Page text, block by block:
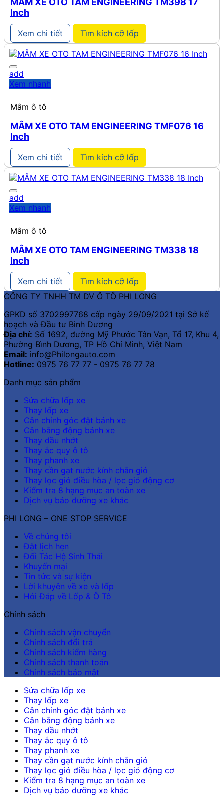
Inch
Xem chi tiết Tìm kích cỡ lốp
add
Xem nhanh
Mâm ô tô
MÂM XE OTO TAM ENGINEERING TMF076 16
Inch
Xem chi tiết Tìm kích cỡ lốp
add
Xem nhanh
Mâm ô tô
MÂM XE OTO TAM ENGINEERING TM338 18
Inch
Xem chi tiết
Tìm kích cỡ lốp
CÔNG TY TNHH TM DV Ô TÔ PHI LONG
GPKD số 3702997768 cấp ngày 29/09/2021 tại Sở kế
hoạch và Đầu tư Bình Dương
Địa chỉ: Số 1692, đường Mỹ Phước Tân Vạn, Tổ 17, Khu 4,
Phường Bình Dương, TP Hồ Chí Minh, Việt Nam
Email: info@Philongauto.com
Hotline: 0975 76 77 77 - 0975 76 77 78
Danh mục sản phẩm
Sửa chữa lốp xe
Thay lốp xe
Cân chỉnh góc đặt bánh xe
Cân bằng động bánh xe
Thay dầu nhớt
Thay ắc quy ô tô
Thay phanh xe
Thay cần gạt nước kính chắn gió
Thay lọc gió điều hòa / lọc gió động cơ
Kiểm tra 8 hạng mục an toàn xe
Dịch vụ bảo dưỡng xe khác
PHI LONG – ONE STOP SERVICE
Về chúng tôi
Đặt lịch hẹn
Đối Tác Hệ Sinh Thái
Khuyến mại
Tin tức và sự kiện
Lời khuyên về xe và lốp
Hỏi Đáp về Lốp & Ô Tô
Chính sách
Chính sách vận chuyển
Chính sách đổi trả
Chính sách kiểm hàng
Chính sách thanh toán
Chính sách bảo mật
Sửa chữa lốp xe
Thay lốp xe
Cân chỉnh góc đặt bánh xe
Cân bằng động bánh xe
Thay dầu nhớt
Thay ắc quy ô tô
Thay phanh xe
Thay cần gạt nước kính chắn gió
Thay lọc gió điều hòa / lọc gió động cơ
Kiểm tra 8 hạng mục an toàn xe
Dịch vụ bảo dưỡng xe khác